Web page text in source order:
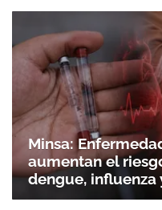
Minsa:
aumentan el
dengue, influenza